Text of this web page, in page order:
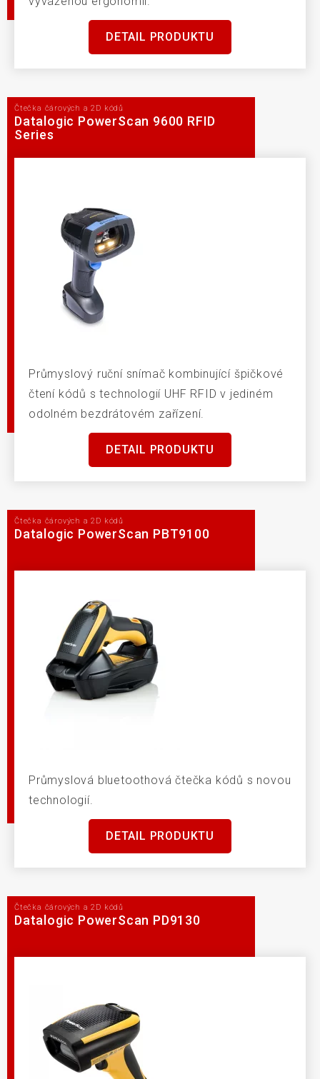
DETAIL PRODUKTU
Čtečka čárových a 2D kódů
Datalogic PowerScan 9600 RFID
Series
Průmyslový ruční snímač kombinující špičkové
čtení kódů s technologií UHF RFID v jediném
odolném bezdrátovém zařízení.
DETAIL PRODUKTU
Čtečka čárových a 2D kódů
Datalogic PowerScan PBT9100
Průmyslová bluetoothová čtečka kódů s novou
technologií.
DETAIL PRODUKTU
Čtečka čárových a 2D kódů
Datalogic PowerScan PD9130